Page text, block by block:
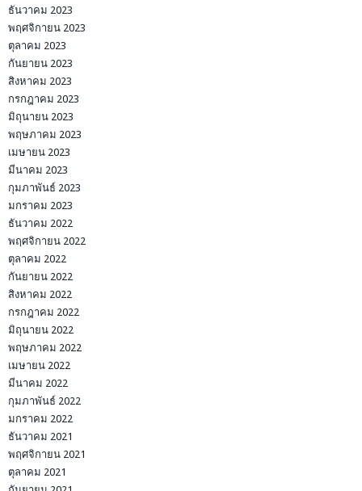
ธันวาคม 2023
พฤศจิกายน 2023
ตุลาคม 2023
กันยายน 2023
สิงหาคม 2023
กรกฎาคม 2023
มิถุนายน 2023
พฤษภาคม 2023
เมษายน 2023
มีนาคม 2023
กุมภาพันธ์ 2023
มกราคม 2023
ธันวาคม 2022
พฤศจิกายน 2022
ตุลาคม 2022
กันยายน 2022
สิงหาคม 2022
กรกฎาคม 2022
มิถุนายน 2022
พฤษภาคม 2022
เมษายน 2022
มีนาคม 2022
กุมภาพันธ์ 2022
มกราคม 2022
ธันวาคม 2021
พฤศจิกายน 2021
ตุลาคม 2021